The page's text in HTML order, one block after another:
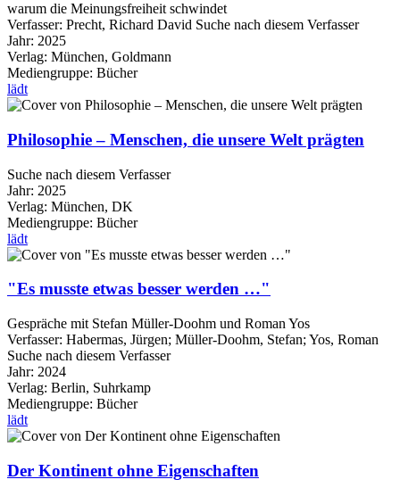
warum die Meinungsfreiheit schwindet
Verfasser: Precht, Richard David Suche nach diesem Verfasser
Jahr: 2025
Verlag: München, Goldmann
Mediengruppe: Bücher
lädt
Philosophie – Menschen, die unsere Welt prägten
Suche nach diesem Verfasser
Jahr: 2025
Verlag: München, DK
Mediengruppe: Bücher
lädt
"Es musste etwas besser werden …"
Gespräche mit Stefan Müller-Doohm und Roman Yos
Verfasser: Habermas, Jürgen; Müller-Doohm, Stefan; Yos, Roman
Suche nach diesem Verfasser
Jahr: 2024
Verlag: Berlin, Suhrkamp
Mediengruppe: Bücher
lädt
Der Kontinent ohne Eigenschaften